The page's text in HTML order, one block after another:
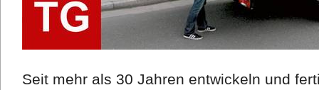
Seit mehr als 30 Jahren entwickeln und